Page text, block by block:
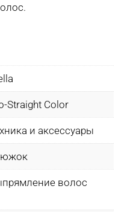
Straight Color
и аксессуары
волос